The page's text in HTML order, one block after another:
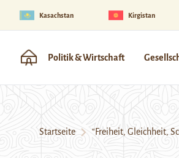
Kasachstan Kirgistan
Politik & Wirtschaft
Startseite “Freiheit, Gleichheit,